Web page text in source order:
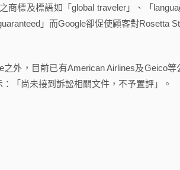
商標及標語如「global traveler」、「
」而Google卻促使顧客對Rosetta
，目前已有American Airlines及Geico等
「尚未接到訴訟相關文件，不予置評」。